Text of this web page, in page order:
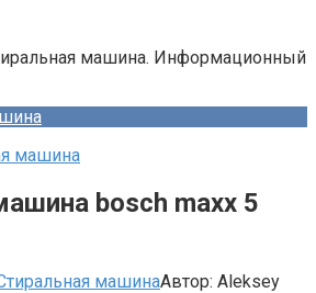
машина. Информационный
машина
bosch maxx 5
машинаАвтор: Aleksey